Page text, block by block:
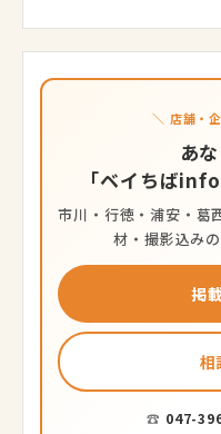
＼ 店舗・
あ
「ベイちば
市川・行徳・浦安・葛
材・撮影込み
掲
相
☎ 047-